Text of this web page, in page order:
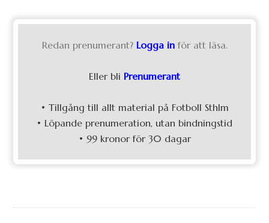
Redan prenumerant? Logga in för att läsa.
Eller bli Prenumerant
• Tillgång till allt material på Fotboll Sthlm
• Löpande prenumeration, utan bindningstid
• 99 kronor för 30 dagar